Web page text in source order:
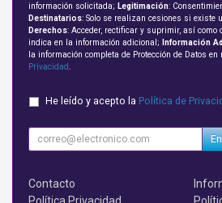
información solicitada; Legitimación:
Destinatarios: Solo se realizan cesiones si existe
Derechos: Acceder, rectificar y suprimir, así como
indica en la información adicional;
Información
la información completa de Protección de Datos en
Privacidad
He leído y acepto la Política de
Contacto
Política Privacidad